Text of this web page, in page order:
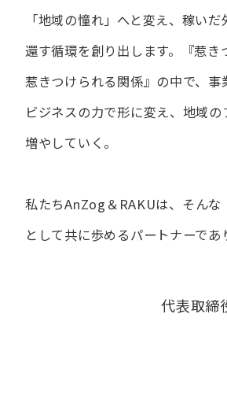
「地域の​憧れ」へと​変え、 稼いだ
還す循環を​創り出します。
『惹き
惹きつけられる​関係』の​中で、​事
ビジネスの​力で​形に​変え、 地域の​
増やしていく。
私たちAnZog＆RAKUは、​そんな​
と​して共に​歩める​パートナーであ
代表取